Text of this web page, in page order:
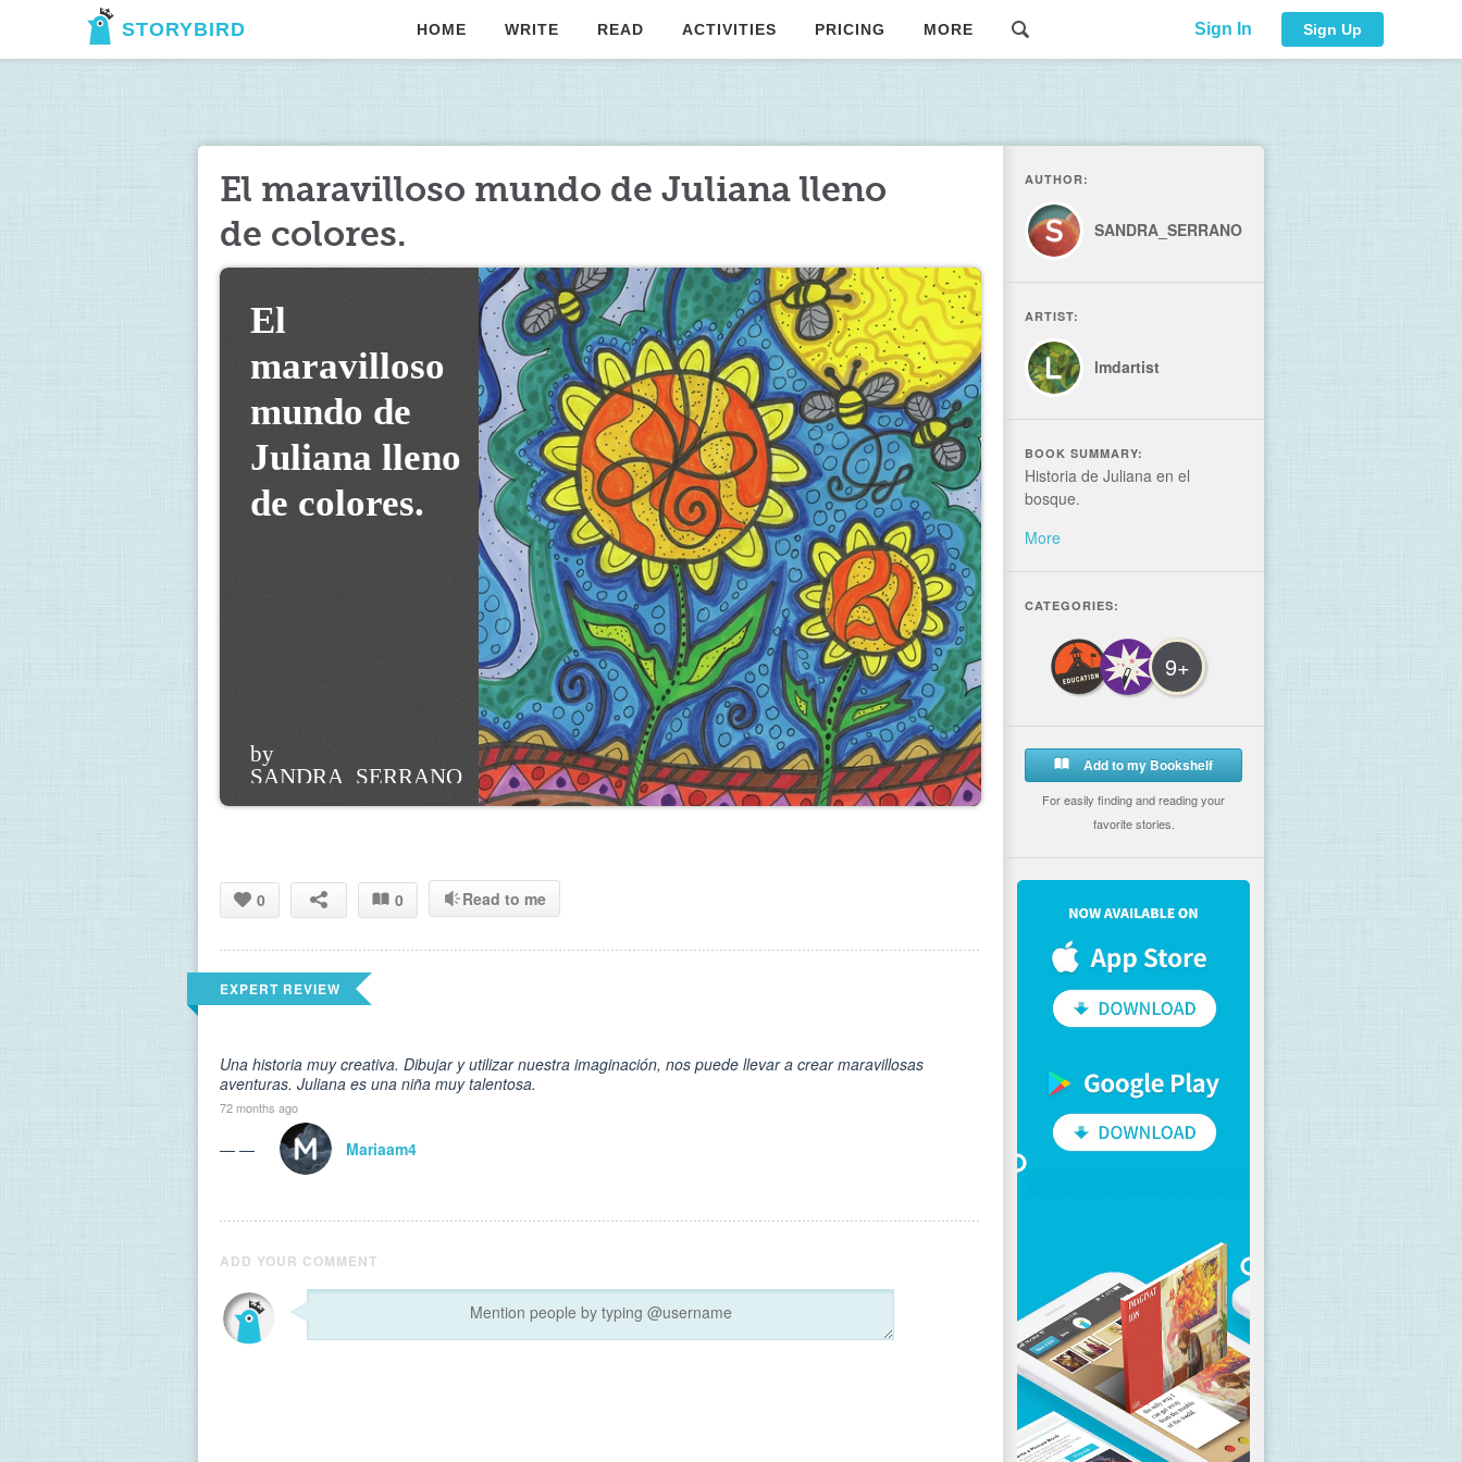
STORYBIRD HOME WRITE READ ACTIVITIES PRICING MORE Sign In Sign Up
El maravilloso mundo de Juliana lleno
de colores.
El
maravilloso
mundo de
Juliana lleno
de colores.
by
SANDRA_SERRANO
0 0 Read to me
EXPERT REVIEW
Una historia muy creativa. Dibujar y utilizar nuestra imaginación, nos puede llevar a crear maravillosas
aventuras. Juliana es una niña muy talentosa.
72 months ago
— — Mariaam4
ADD YOUR COMMENT
AUTHOR:
SANDRA_SERRANO
ARTIST:
lmdartist
BOOK SUMMARY:
Historia de Juliana en el
bosque.
More
CATEGORIES:
9+
Add to my Bookshelf
For easily finding and reading your
favorite stories.